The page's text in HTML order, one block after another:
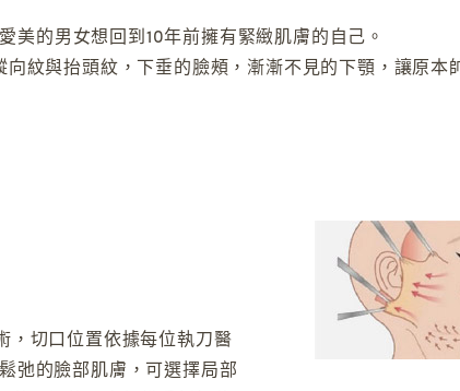
美的男女想回到10年前擁有緊緻肌膚的自己。
紋與抬頭紋，下垂的臉頰，漸漸不見的下顎，讓原本
，切口位置依據每位執刀醫
弛的臉部肌膚，可選擇局部